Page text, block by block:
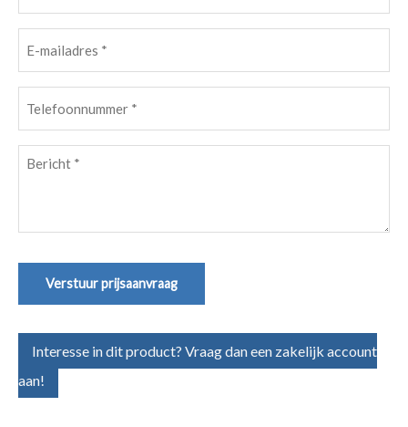
(Vereist)
mailadres
(Vereist)
(Vereist)
Bericht
Verstuur prijsaanvraag
Interesse in dit product? Vraag dan een zakelijk account
aan!